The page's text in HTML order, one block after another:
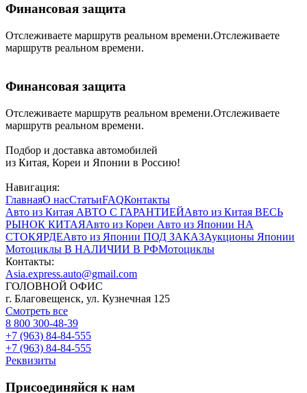
Финансовая защита
Отслеживаете маршрутв реальном времени.Отслеживаете
маршрутв реальном времени.
Финансовая защита
Отслеживаете маршрутв реальном времени.Отслеживаете
маршрутв реальном времени.
Подбор и доставка автомобилей
из Китая, Кореи и Японии в Россию!
Навигация:
ГлавнаяО насСтатьиFAQКонтакты
Авто из Китая АВТО С ГАРАНТИЕЙАвто из Китая ВЕСЬ
РЫНОК КИТАЯАвто из Кореи Авто из Японии НА
СТОКЯРДЕАвто из Японии ПОД ЗАКАЗАукционы Японии
Мотоциклы В НАЛИЧИИ В РФМотоциклы
Контакты:
Asia.express.auto@gmail.com
ГОЛОВНОЙ ОФИС
г. Благовещенск, ул. Кузнечная 125
Смотреть все
8 800 300-48-39
+7 (963) 84-84-555
+7 (963) 84-84-555
Реквизиты
Присоединяйся к нам